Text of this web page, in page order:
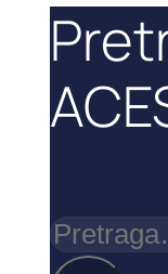
Pretraga